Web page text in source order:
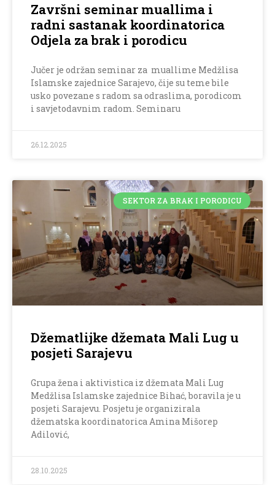
Završni seminar muallima i
radni sastanak koordinatorica
Odjela za brak i porodicu
Jučer je održan seminar za muallime Medžlisa
Islamske zajednice Sarajevo, čije su teme bile
usko povezane s radom sa odraslima, porodicom
i savjetodavnim radom. Seminaru
26.12.2025
SEKTOR ZA BRAK I PORODICU
Džematlijke džemata Mali Lug u
posjeti Sarajevu
Grupa žena i aktivistica iz džemata Mali Lug
Medžlisa Islamske zajednice Bihać, boravila je u
posjeti Sarajevu. Posjetu je organizirala
džematska koordinatorica Amina Mišorep
Adilović,
28.10.2025